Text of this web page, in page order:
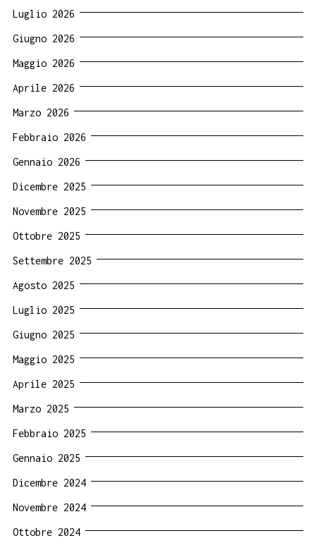
Luglio 2026
Giugno 2026
Maggio 2026
Aprile 2026
Marzo 2026
Febbraio 2026
Gennaio 2026
Dicembre 2025
Novembre 2025
Ottobre 2025
Settembre 2025
Agosto 2025
Luglio 2025
Giugno 2025
Maggio 2025
Aprile 2025
Marzo 2025
Febbraio 2025
Gennaio 2025
Dicembre 2024
Novembre 2024
Ottobre 2024